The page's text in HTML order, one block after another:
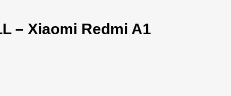
– Xiaomi Redmi A1